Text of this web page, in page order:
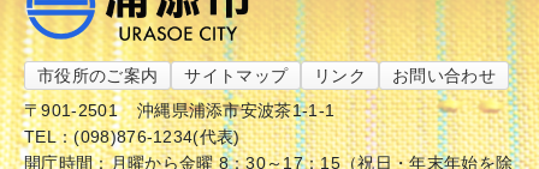
市役所のご案内 サイトマップ リンク
お問い合わせ
〒901-2501
沖縄県浦添市安波茶1-1-1
TEL：(098)876-1234(代表)
開庁時間：月曜から金曜 8：30～17：15（祝日・年末年始を除